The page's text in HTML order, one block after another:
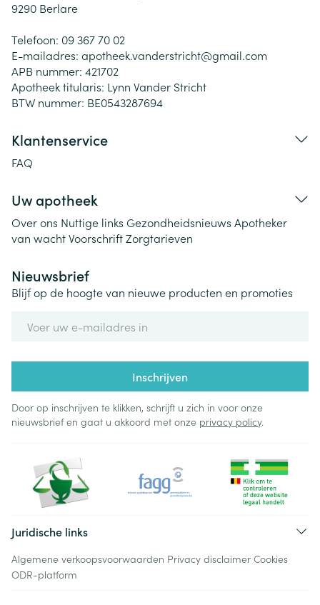
9290 Berlare
Telefoon: 09 367 70 02
E-mailadres: apotheek.vanderstricht@gmail.com
APB nummer: 421702
Apotheek titularis: Lynn Vander Stricht
BTW nummer: BE0543287694
Klantenservice
FAQ
Uw apotheek
Over ons Nuttige links Gezondheidsnieuws Apotheker
van wachtVoorschriftZorgtarieven
Nieuwsbrief
Blijf op de hoogte van nieuwe producten en promoties
Inschrijven
Door op inschrijven te klikken, schrijft u zich in voor onze
nieuwsbrief en gaat u akkoord met onze privacy policy.
Juridische links
Algemene verkoopsvoorwaarden Privacy disclaimer Cookies
ODR-platform